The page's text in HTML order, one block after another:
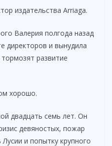
издательства Arriaga.
Валерия полгода назад
директоров и вынудила
развитие
хорошо.
двадцать семь лет. Он
девяностых, пожар
и попытку крупного